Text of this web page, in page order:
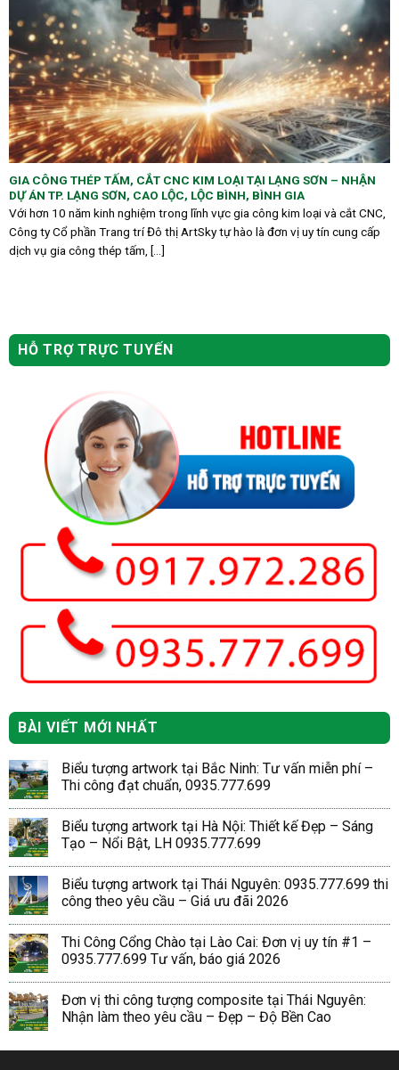
GIA CÔNG THÉP TẤM, CẮT CNC KIM LOẠI TẠI LẠNG SƠN – NHẬN
DỰ ÁN TP. LẠNG SƠN, CAO LỘC, LỘC BÌNH, BÌNH GIA
Với hơn 10 năm kinh nghiệm trong lĩnh vực gia công kim loại và cắt CNC,
Công ty Cổ phần Trang trí Đô thị ArtSky tự hào là đơn vị uy tín cung cấp
dịch vụ gia công thép tấm, [...]
HỖ TRỢ TRỰC TUYẾN
BÀI VIẾT MỚI NHẤT
Biểu tượng artwork tại Bắc Ninh: Tư vấn miễn phí –
Thi công đạt chuẩn, 0935.777.699
Biểu tượng artwork tại Hà Nội: Thiết kế Đẹp – Sáng
Tạo – Nổi Bật, LH 0935.777.699
Biểu tượng artwork tại Thái Nguyên: 0935.777.699 thi
công theo yêu cầu – Giá ưu đãi 2026
Thi Công Cổng Chào tại Lào Cai: Đơn vị uy tín #1 –
0935.777.699 Tư vấn, báo giá 2026
Đơn vị thi công tượng composite tại Thái Nguyên:
Nhận làm theo yêu cầu – Đẹp – Độ Bền Cao